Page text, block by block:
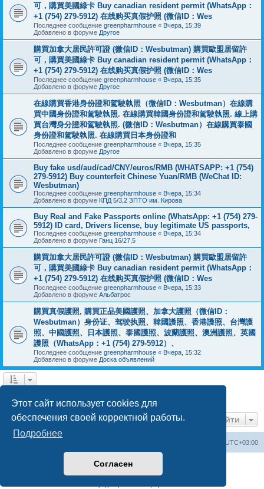
Этот сайт использует cookies для
обеспечения своей корректной работы.
Подробнее
Согласен
可，購買美國綠卡 Buy canadian resident permit (WhatsApp：
+1 (754) 279-5912) 在线购买真假护照 (微信ID：Wes
Последнее сообщение greenpharmhouse « Вчера, 15:39
Добавлено в форуме Другое
購買加拿大居民許可證 (微信ID：Wesbutman) 購買歐盟居留許
可，購買美國綠卡 Buy canadian resident permit (WhatsApp：
+1 (754) 279-5912) 在线购买真假护照 (微信ID：Wes
Последнее сообщение greenpharmhouse « Вчера, 15:35
Добавлено в форуме Другое
在線購買香港身份證和駕駛執照（微信ID：Wesbutman）在線購
買中國身份證和駕駛執照. 在線購買韓國身份證和駕駛執照. 線上購
買台灣身分證和駕駛執照. (微信ID：Wesbutman）在線購買泰國
身份證和駕駛執照. 在線購買日本身份證和
Последнее сообщение greenpharmhouse « Вчера, 15:35
Добавлено в форуме Другое
Buy fake usd/aud/cad/CNY/euros/RMB (WHATSAPP: +1 (754)
279-5912) Buy counterfeit Chinese Yuan/RMB (WeChat ID:
Wesbutman)
Последнее сообщение greenpharmhouse « Вчера, 15:34
Добавлено в форуме КПД 5/3,2 ЗПТО им. Кирова
Buy Real and Fake Passports online (WhatsApp: +1 (754) 279-
5912) ID card, Drivers license, buy legitimate US passports,
Последнее сообщение greenpharmhouse « Вчера, 15:34
Добавлено в форуме Ганц 16/27,5
購買加拿大居民許可證 (微信ID：Wesbutman) 購買歐盟居留許
可，購買美國綠卡 Buy canadian resident permit (WhatsApp：
+1 (754) 279-5912) 在线购买真假护照 (微信ID：Wes
Последнее сообщение greenpharmhouse « Вчера, 15:33
Добавлено в форуме Альбатрос
購買真假護照, 購買正品美國護照、加拿大護照（微信ID：
Wesbutman）身份证、驾驶执照、韓國護照、香港護照、台灣護
照、中國護照、日本護照、泰國護照、波蘭護照、澳洲護照、英國
護照（WhatsApp：+1 (754) 279-5912）、
Последнее сообщение greenpharmhouse « Вчера, 15:32
Добавлено в форуме Доска объявлений
Перейти
UTC+03:00
Создано на основеphpBB® Forum Software © phpBB Limited
Русская поддержка phpBB